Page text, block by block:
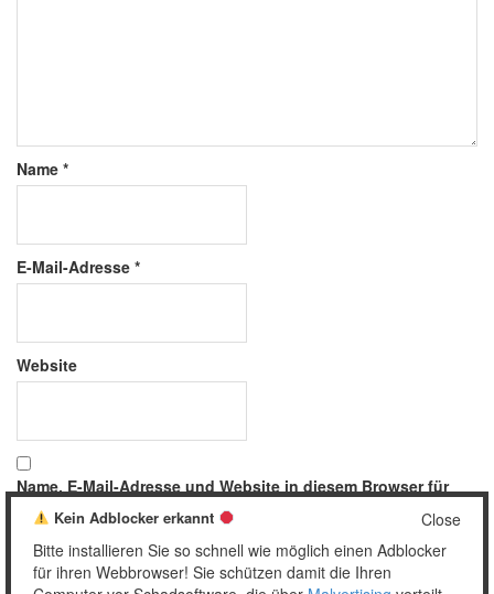
Name *
E-Mail-Adresse *
Website
Name, E-Mail-Adresse und Website in diesem Browser für
meinen nächsten Kommentar speichern.
Close
Kein Adblocker erkannt
Bitte installieren Sie so schnell wie möglich einen Adblocker
für ihren Webbrowser! Sie schützen damit die Ihren